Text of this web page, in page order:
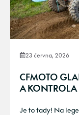
23 června, 2026
CFMOTO
A KONTROLA
Je to tady! Na